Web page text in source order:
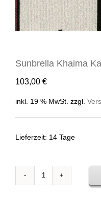
Sunbrella Khaima
103,00 €
inkl. 19 % MwSt. zzgl.
Lieferzeit: 14 Tage
Sunbrella